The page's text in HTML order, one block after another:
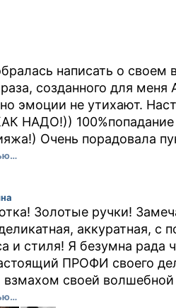
Аня, большое
пунктуальность,
написать о своем
созданного для
эмоции не утихают.
НАДО!)) 100%попадание
Очень порадовала
Аня, спасибо тебе
супер-невестой
Золотые ручки!
аккуратная, с
и стиля! Я безумна рада
ПРОФИ своего
своей волшебной
все грани вашей